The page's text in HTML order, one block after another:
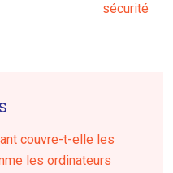
sécurité
couvre-t-elle les
les ordinateurs